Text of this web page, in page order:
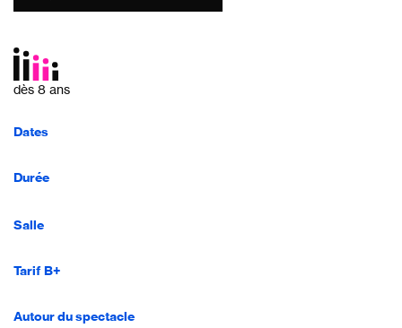
dès 8 ans
Dates
Durée
Salle
Tarif B+
Autour du spectacle